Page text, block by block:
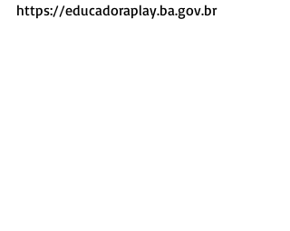
https://educadoraplay.ba.gov.br